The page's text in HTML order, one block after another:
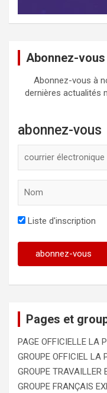
Abonnez-
Abonnez-vous à
dernières actualités
abonnez-vous
Liste d'inscription
Pages et
PAGE OFFICIELLE LA
GROUPE OFFICIEL LA
GROUPE TRAVAILLER
GROUPE FRANÇAIS